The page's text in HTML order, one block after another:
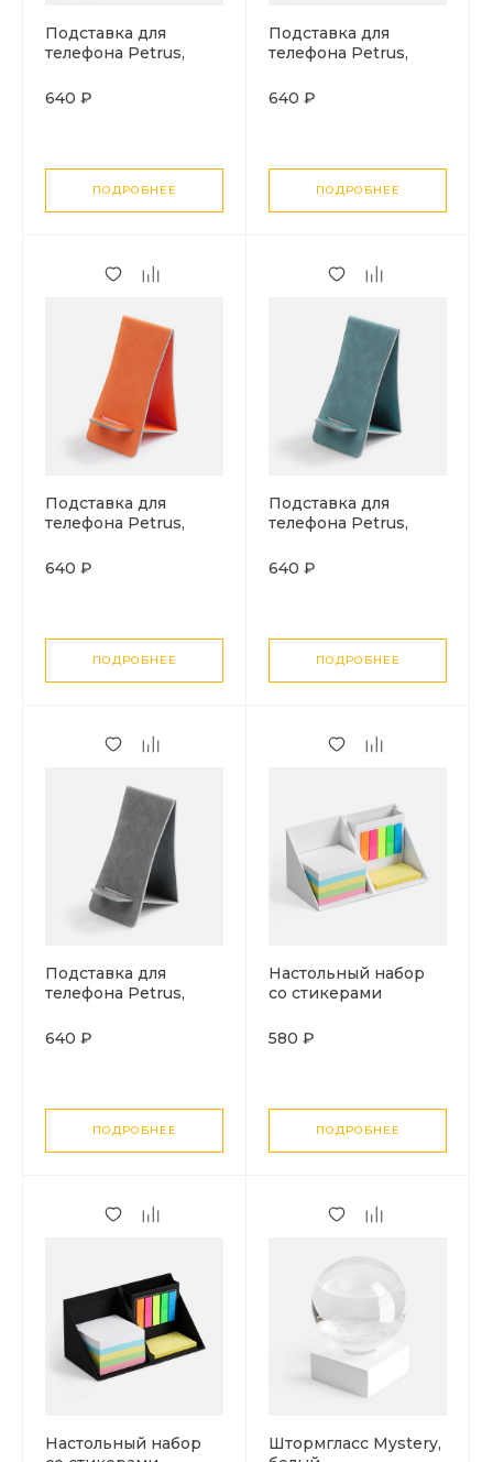
Подставка для
телефона Petrus,
640 ₽
ПОДРОБНЕЕ
Подставка для
телефона Petrus,
640 ₽
ПОДРОБНЕЕ
Подставка для
телефона Petrus,
640 ₽
ПОДРОБНЕЕ
Подставка для
телефона Petrus,
640 ₽
ПОДРОБНЕЕ
Подставка для
телефона Petrus,
640 ₽
ПОДРОБНЕЕ
Настольный набор
со стикерами
белый
580 ₽
ПОДРОБНЕЕ
Настольный набор
Штормгласс Mystery,